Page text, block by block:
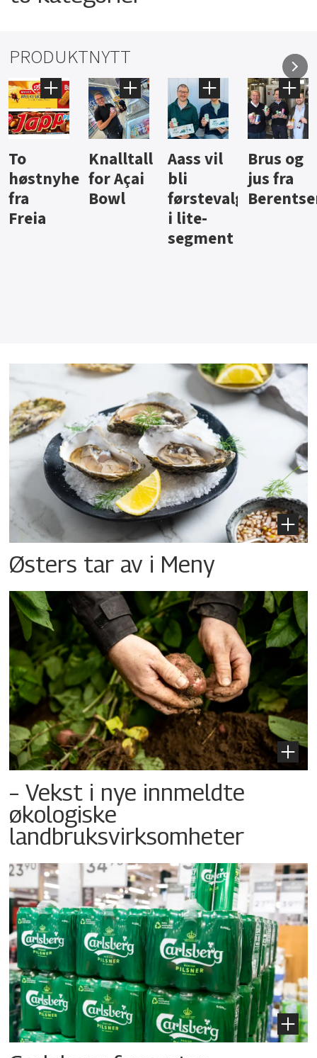
PRODUKTNYTT
Knalltall
for Açai
Bowl
Aass vil
bli
førstevalg
Brus og
jus fra
Berentsen
Hard
iste fra
Hansa
Østers tar av i Meny
– Vekst i nye innmeldte
økologiske
landbruksvirksomheter